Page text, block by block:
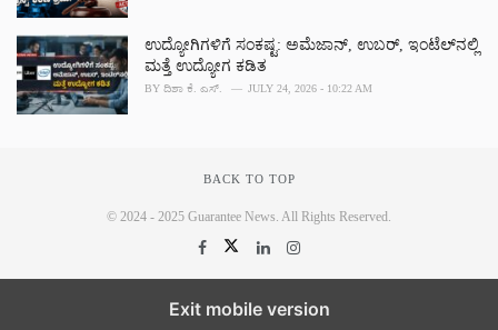
ಉದ್ಯೋಗಿಗಳಿಗೆ ಸಂಕಷ್ಟ: ಅಮೆಜಾನ್, ಉಬರ್, ಇಂಟೆಲ್‌ನಲ್ಲಿ
ಮತ್ತೆ ಉದ್ಯೋಗ ಕಡಿತ
BY ದಿಶಾ ಕೆ. ಎಸ್. JULY 24, 2026 - 10:22 AM
BACK TO TOP
© 2024 - 2025 Guarantee News. All Rights Reserved.
Exit mobile version